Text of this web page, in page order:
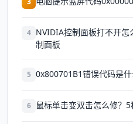
4 NVIDIA控制面板打不开
制面板
5 0x800701B1错误代码是
6 鼠标单击变双击怎么修？